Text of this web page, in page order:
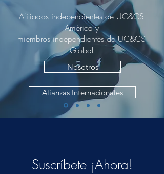
Afiliados independientes de UC&CS
América y
miembros independientes de UC&CS
Global
Nosotros
Alianzas Internacionales
Suscríbete ¡Ahora!